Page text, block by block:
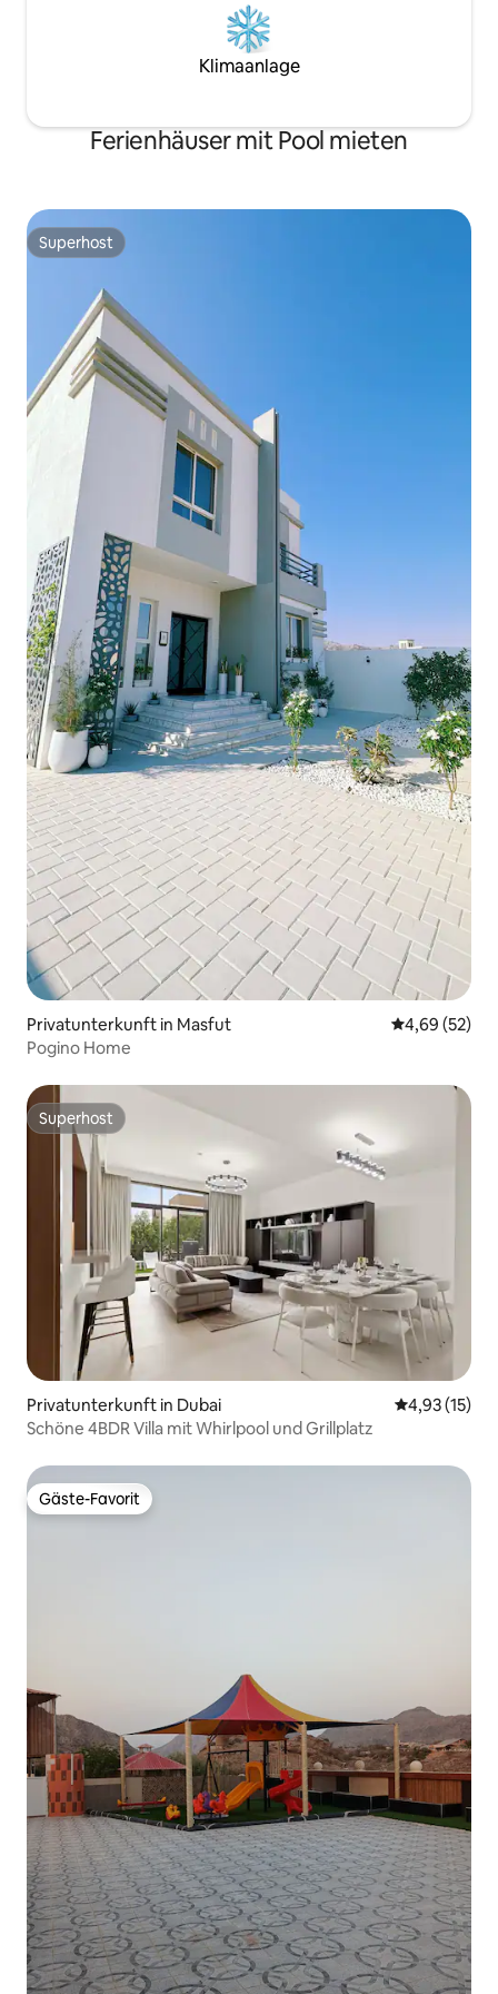
Klimaanlage
Ferienhäuser mit Pool mieten
Superhost
Superhost
Privatunterkunft in Masfut
4,69 (52)
Pogino Home
Superhost
Superhost
Privatunterkunft in Dubai
4,93 (15)
Schöne 4BDR Villa mit Whirlpool und Grillplatz
Gäste-Favorit
Gäste-Favorit